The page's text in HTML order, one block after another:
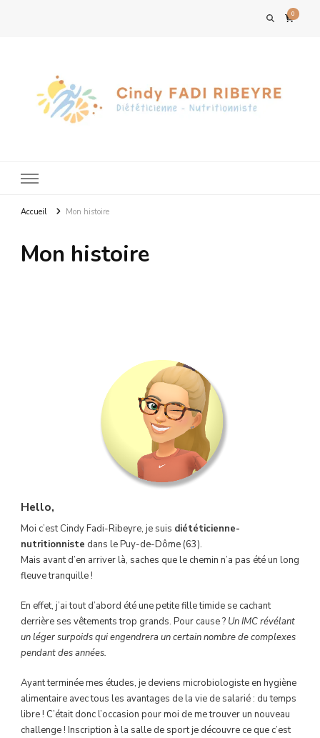
0
Accueil Mon histoire
Mon histoire
Hello,
Moi c’est Cindy Fadi-Ribeyre, je suis diététicienne-
nutritionniste dans le Puy-de-Dôme (63).
Mais avant d’en arriver là, saches que le chemin n’a pas été un long
fleuve tranquille !
En effet, j’ai tout d’abord été une petite fille timide se cachant
derrière ses vêtements trop grands. Pour cause ? Un IMC révélant
un léger surpoids qui engendrera un certain nombre de complexes
pendant des années.
Ayant terminée mes études, je deviens microbiologiste en hygiène
alimentaire avec tous les avantages de la vie de salarié : du temps
libre ! C’était donc l’occasion pour moi de me trouver un nouveau
challenge ! Inscription à la salle de sport je découvre ce que c’est